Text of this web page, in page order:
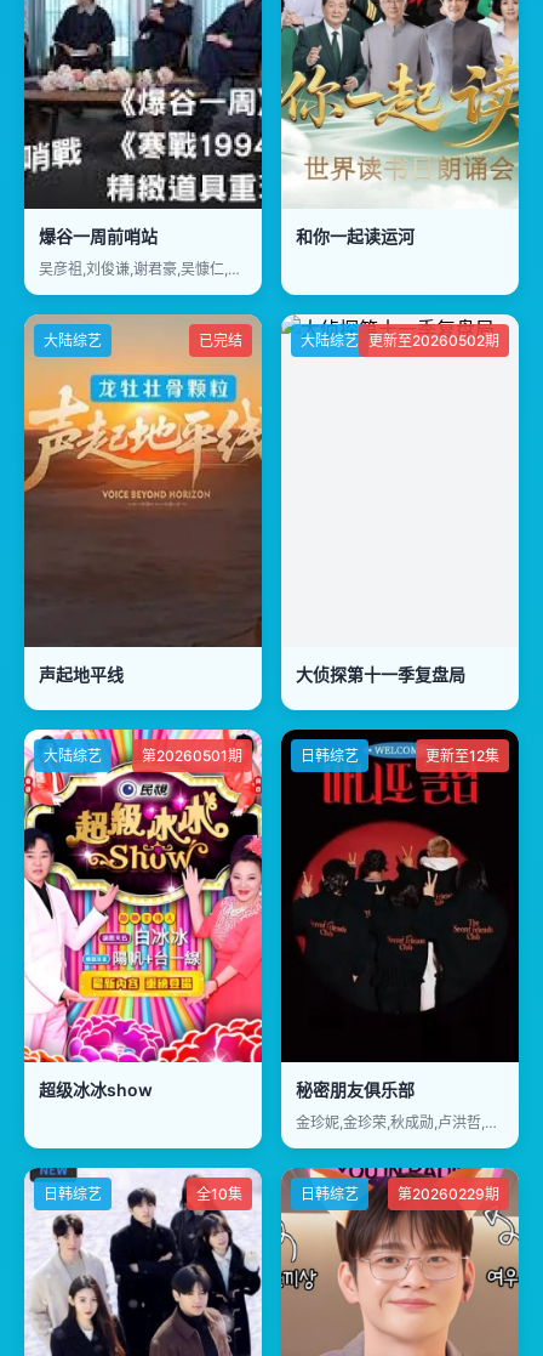
爆谷一周前哨站
吴彦祖,刘俊谦,谢君豪,吴慷仁,王丹妮
和你一起读运河
大陆综艺 已完结
声起地平线
大陆综艺 更新至20260502期
大侦探第十一季复盘局
大陆综艺 第20260501期
超级冰冰show
日韩综艺 更新至12集
秘密朋友俱乐部
金珍妮,金珍荣,秋成勋,卢洪哲,李秀智
日韩综艺 全10集 日韩综艺 第20260229期